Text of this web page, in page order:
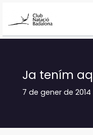
Ja tením
7 de gener de 2014